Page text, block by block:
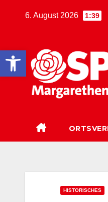
6. August 2026 1:39
HISTORISCHES